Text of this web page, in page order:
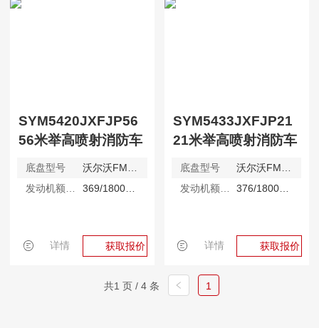
SYM5420JXFJP56
56米举高喷射消防车
底盘型号
发动机额定功率
369/1800kW/rpm
详情 获取报价
SYM5433JXFJP21
21米举高喷射消防车
底盘型号
发动机额定功率
376/1800kW/rpm
详情 获取报价
共1 页 / 4 条 1